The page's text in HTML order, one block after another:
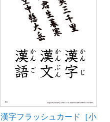
漢字フラッシュカード［小